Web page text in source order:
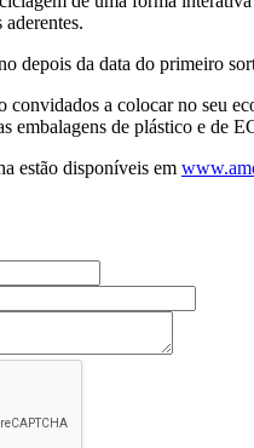
depois da data do primeiro
convidados a colocar no seu
embalagens de plástico e
estão disponíveis em